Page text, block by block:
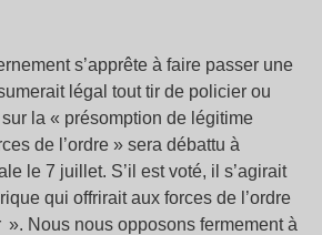
s’apprête à faire passer une
légal tout tir de policier ou
la « présomption de légitime
de l’ordre » sera débattu à
le 7 juillet. S’il est voté, il s’agirait
qui offrirait aux forces de l’ordre
». Nous nous opposons fermement à